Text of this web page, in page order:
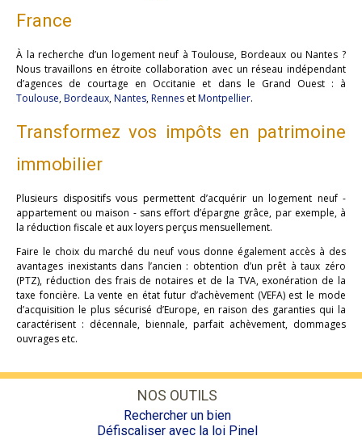
France
À la recherche d’un logement neuf à Toulouse, Bordeaux ou Nantes ?
Nous travaillons en étroite collaboration avec un réseau indépendant
d’agences de courtage en Occitanie et dans le Grand Ouest : à
Toulouse,Bordeaux,Nantes,Rennes etMontpellier.
Transformez vos impôts en patrimoine
immobilier
Plusieurs dispositifs vous permettent d’acquérir un logement neuf -
appartement ou maison - sans effort d’épargne grâce, par exemple, à
la réduction fiscale et aux loyers perçus mensuellement.
Faire le choix du marché du neuf vous donne également accès à des
avantages inexistants dans l’ancien : obtention d’un prêt à taux zéro
(PTZ), réduction des frais de notaires et de la TVA, exonération de la
taxe foncière. La vente en état futur d’achèvement (VEFA) est le mode
d’acquisition le plus sécurisé d’Europe, en raison des garanties qui la
caractérisent : décennale, biennale, parfait achèvement, dommages
ouvrages etc.
NOS OUTILS
Rechercher un bien
Défiscaliser avec la loi Pinel